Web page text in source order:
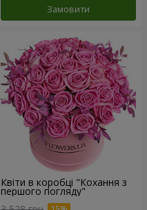
Замовити
Квіти в коробці "Кохання з
першого погляду"